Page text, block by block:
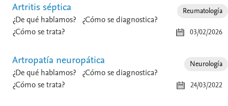
Reumatología
03/02/2026
Artritis séptica
¿De qué hablamos? ¿Cómo se diagnostica?
¿Cómo se trata?
Neurología
24/03/2022
Artropatía neuropática
¿De qué hablamos? ¿Cómo se diagnostica?
¿Cómo se trata?